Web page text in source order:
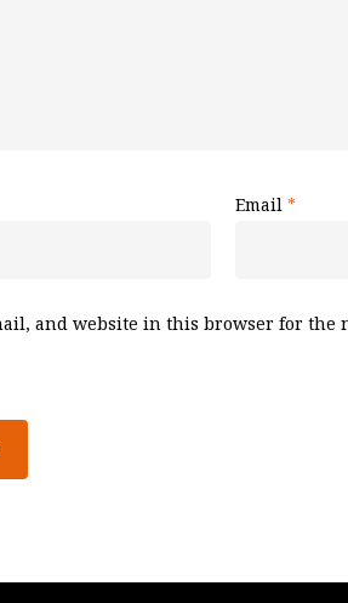
Email *
and website in this browser for the